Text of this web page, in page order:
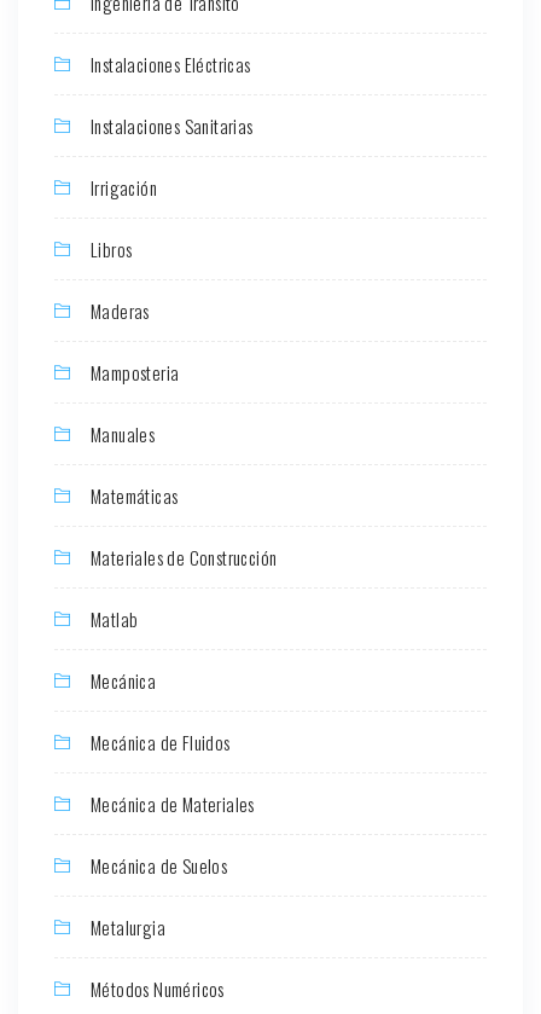
Instalaciones Eléctricas
Instalaciones Sanitarias
Irrigación
Libros
Maderas
Mamposteria
Manuales
Matemáticas
Materiales de Construcción
Matlab
Mecánica
Mecánica de Fluidos
Mecánica de Materiales
Mecánica de Suelos
Metalurgia
Métodos Numéricos